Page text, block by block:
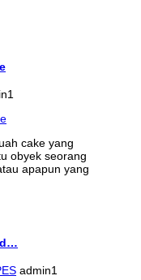
cake yang
obyek seorang
apapun yang
d…
admin1